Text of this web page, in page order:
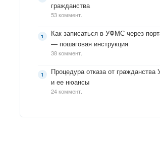
гражданства
53 коммент.
Как записаться в УФМС через
— пошаговая инструкция
38 коммент.
Процедура отказа от гражданства
и ее нюансы
24 коммент.